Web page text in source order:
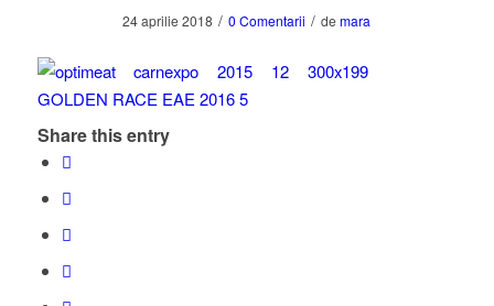
24 aprilie 2018 / 0 Comentarii / demara
Share this entry